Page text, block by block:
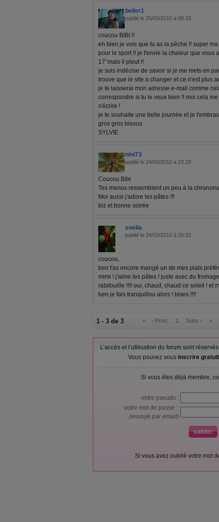
belier1
publié le 25/03/2010 à 09:33
coucou BIBI !!
eh bien je vois que tu as la pêche !! super
pour le sport !! je t'envie la chaleur que vous
17°mais il pleut !!
je suis indécise de savoir si je me mets en
trouve que le site a changer et ce n'est plus
je te laisserai mon adresse e-mail comme
correspondre si tu le veux bien !! moi cela
s'écrire !
je te souhaite une belle journée et je
gros gros bisous
SYLVIE
nini73
publié le 24/03/2010 à 23:28
Coucou Bibi
Tes menus ressemblent un peu à la
Moi aussi j'adore les pâtes !!!
biz et bonne soirée
soelia
publié le 24/03/2010 à 20:32
coucou,
ben t'as encore mangé un de mes plats
mimi ! j'aime les pâtes ! juste avec du
ratatouille !!!! oui, chaud, chaud ce soleil ! et
ben je fais tranquillou alors ! bises !!!!
1 - 3 de 3 « ‹ Préc. 1 Suiv. › »
L’accès et l’utilisation du forum sont
Vous pouvez vous inscrire
Si vous êtes déjà membre,
votre pseudo :
votre mot de passe :
(envoyé par email)
Si vous avez oublié votre mot